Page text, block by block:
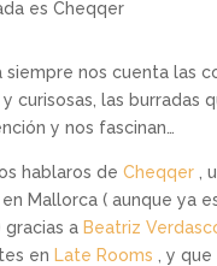
siempre nos cuenta las
curisosas, las burradas
y nos fascinan…
hablaros de Cheqqer,
Mallorca ( aunque ya
gracias a Beatriz
en Late Rooms
, y